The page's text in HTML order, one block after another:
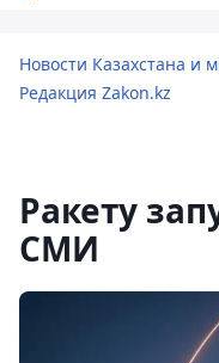
Новости Казахстана и
Редакция Zakon.kz
Ракету
СМИ